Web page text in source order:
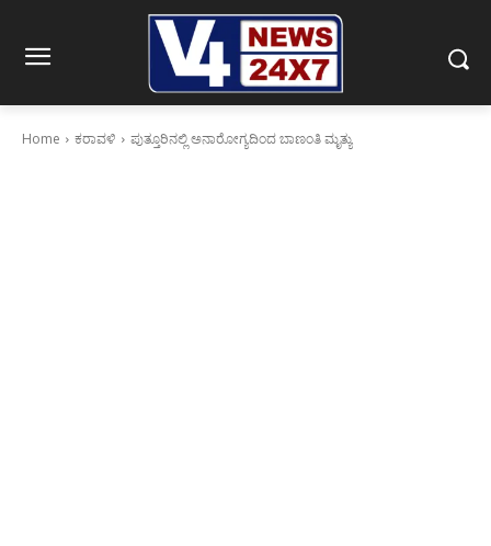
Home ಕರಾವಳಿ ಪುತ್ತೂರಿನಲ್ಲಿ ಅನಾರೋಗ್ಯದಿಂದ ಬಾಣಂತಿ ಮೃತ್ಯು